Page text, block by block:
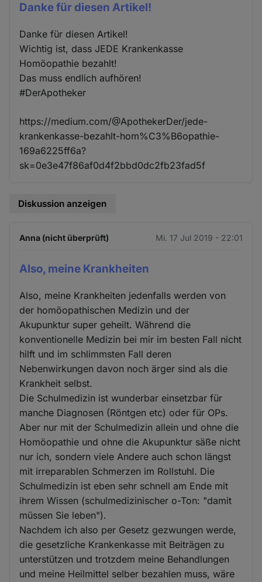
Danke für diesen Artikel!
Danke für diesen Artikel!
Wichtig ist, dass JEDE Krankenkasse
Homöopathie bezahlt!
Das muss endlich aufhören!
#DerApotheker
https://medium.com/@ApothekerDer/jede-
krankenkasse-bezahlt-hom%C3%B6opathie-
169a6225ff6a?
sk=0e3e47f86af0d4f2bbd0dc2fb23fad5f
Diskussion anzeigen
Anna (nicht überprüft) Mi. 17 Jul 2019 - 22:01
Also, meine Krankheiten
Also, meine Krankheiten jedenfalls werden von
der homöopathischen Medizin und der
Akupunktur super geheilt. Während die
konventionelle Medizin bei mir im besten Fall nicht
hilft und im schlimmsten Fall deren
Nebenwirkungen davon noch ärger sind als die
Krankheit selbst.
Die Schulmedizin ist wunderbar einsetzbar für
manche Diagnosen (Röntgen etc) oder für OPs.
Aber nur mit der Schulmedizin allein und ohne die
Homöopathie und ohne die Akupunktur säße nicht
nur ich, sondern viele Andere auch schon längst
mit irreparablen Schmerzen im Rollstuhl. Die
Schulmedizin ist eben sehr schnell am Ende mit
ihrem Wissen (schulmedizinischer o-Ton: "damit
müssen Sie leben").
Nachdem ich also per Gesetz gezwungen werde,
die gesetzliche Krankenkasse mit Beiträgen zu
unterstützen und trotzdem meine Behandlungen
und meine Heilmittel selber bezahlen muss, wäre